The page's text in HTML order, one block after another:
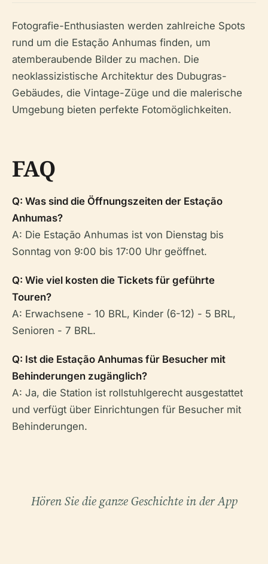
Fotografie-Enthusiasten werden zahlreiche Spots
rund um die Estação Anhumas finden, um
atemberaubende Bilder zu machen. Die
neoklassizistische Architektur des Dubugras-
Gebäudes, die Vintage-Züge und die malerische
Umgebung bieten perfekte Fotomöglichkeiten.
FAQ
Q: Was sind die Öffnungszeiten der Estação
Anhumas?
A: Die Estação Anhumas ist von Dienstag bis
Sonntag von 9:00 bis 17:00 Uhr geöffnet.
Q: Wie viel kosten die Tickets für geführte
Touren?
A: Erwachsene - 10 BRL, Kinder (6-12) - 5 BRL,
Senioren - 7 BRL.
Q: Ist die Estação Anhumas für Besucher mit
Behinderungen zugänglich?
A: Ja, die Station ist rollstuhlgerecht ausgestattet
und verfügt über Einrichtungen für Besucher mit
Behinderungen.
Hören Sie die ganze Geschichte in der App